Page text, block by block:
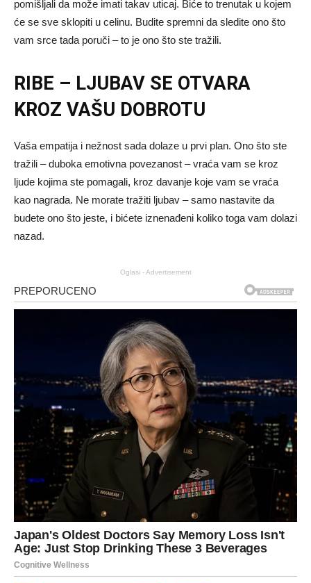
pomišljali da može imati takav uticaj. Biće to trenutak u kojem
će se sve sklopiti u celinu. Budite spremni da sledite ono što
vam srce tada poruči – to je ono što ste tražili.
RIBE – LJUBAV SE OTVARA
KROZ VAŠU DOBROTU
Vaša empatija i nežnost sada dolaze u prvi plan. Ono što ste
tražili – duboka emotivna povezanost – vraća vam se kroz
ljude kojima ste pomagali, kroz davanje koje vam se vraća
kao nagrada. Ne morate tražiti ljubav – samo nastavite da
budete ono što jeste, i bićete iznenađeni koliko toga vam dolazi
nazad.
Oglasi - Advertisement